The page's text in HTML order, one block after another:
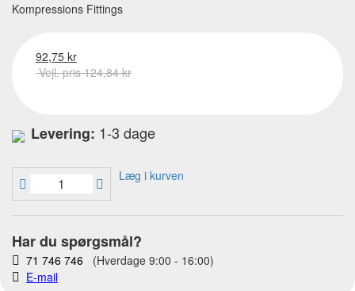
Kompressions Fittings
92,75 kr
Vejl. pris 124,84 kr
Levering: 1-3 dage
Læg i kurven
Har du spørgsmål?
71 746 746 (Hverdage 9:00 - 16:00)
E-mail